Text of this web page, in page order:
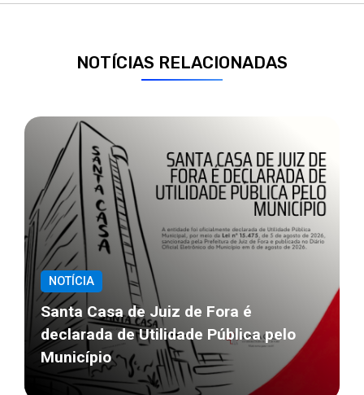
NOTÍCIAS RELACIONADAS
NOTÍCIA
Santa Casa de Juiz de Fora é
declarada de Utilidade Pública pelo
Município